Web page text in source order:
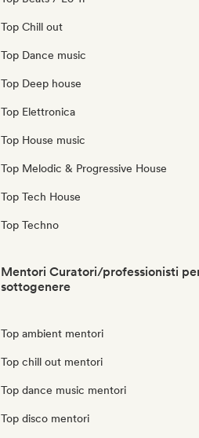
Top Chill out
Top Dance music
Top Deep house
Top Elettronica
Top House music
Top Melodic & Progressive House
Top Tech House
Top Techno
Mentori Curatori/professionisti
sottogenere
Top ambient mentori
Top chill out mentori
Top dance music mentori
Top disco mentori